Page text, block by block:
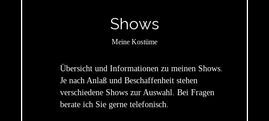
Shows
Meine Kostüme
Übersicht und Informationen zu meinen Shows.
Je nach Anlaß und Beschaffenheit stehen
verschiedene Shows zur Auswahl. Bei Fragen
berate ich Sie gerne telefonisch.